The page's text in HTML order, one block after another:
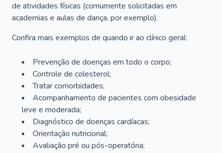
de atividades físicas (comumente solicitadas em
academias e aulas de dança, por exemplo).
Confira mais exemplos de quando ir ao clínico geral:
Prevenção de doenças em todo o corpo;
Controle de colesterol;
Tratar comorbidades;
Acompanhamento de pacientes com obesidade
leve e moderada;
Diagnóstico de doenças cardíacas;
Orientação nutricional;
Avaliação pré ou pós-operatória;